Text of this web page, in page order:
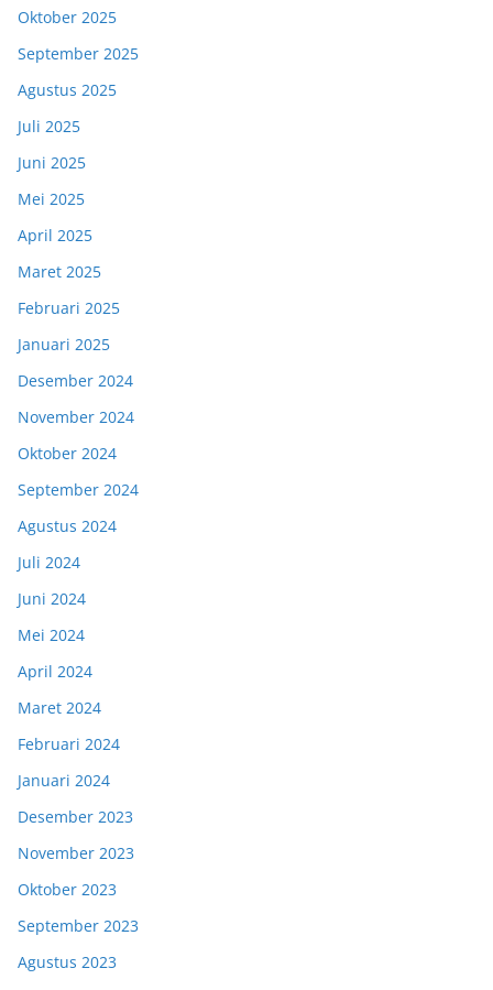
Oktober 2025
September 2025
Agustus 2025
Juli 2025
Juni 2025
Mei 2025
April 2025
Maret 2025
Februari 2025
Januari 2025
Desember 2024
November 2024
Oktober 2024
September 2024
Agustus 2024
Juli 2024
Juni 2024
Mei 2024
April 2024
Maret 2024
Februari 2024
Januari 2024
Desember 2023
November 2023
Oktober 2023
September 2023
Agustus 2023